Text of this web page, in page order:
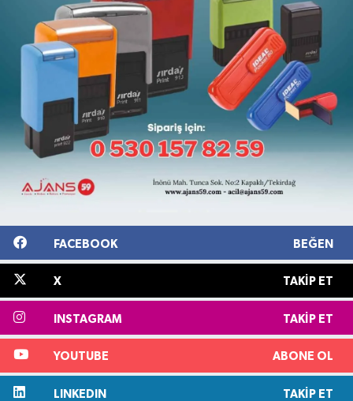
FACEBOOK BEĞEN
X TAKIP ET
INSTAGRAM TAKIP ET
YOUTUBE ABONE OL
LINKEDIN TAKIP ET